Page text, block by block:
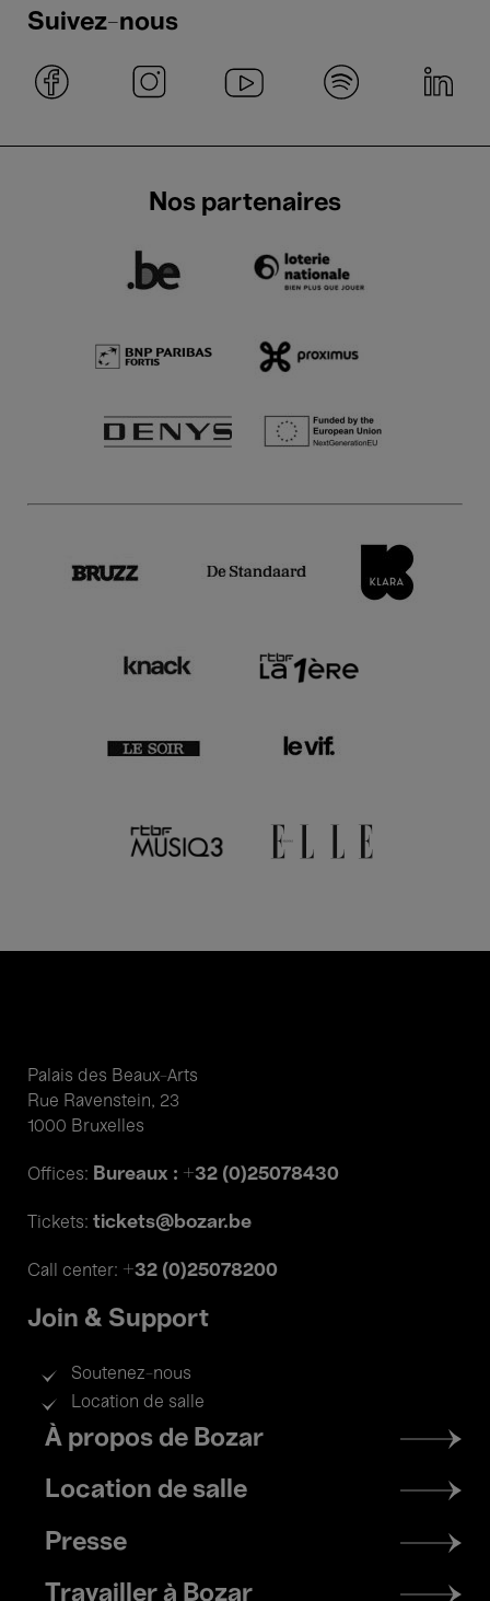
Suivez-nous
Nos partenaires
Palais des Beaux-Arts
Rue Ravenstein, 23
1000 Bruxelles
Offices: Bureaux : +32 (0)25078430
Tickets: tickets@bozar.be
Call center: +32 (0)25078200
Join & Support
Soutenez-nous
Location de salle
Footer
menu
À propos de Bozar
Location de salle
Presse
Travailler à Bozar